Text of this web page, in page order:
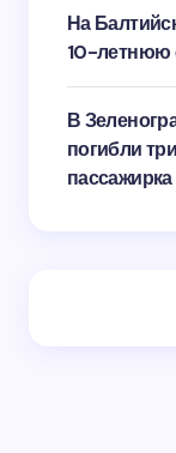
На
10-летнюю
В
погибли
пассажирка